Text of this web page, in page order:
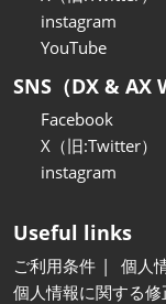
instagram
YouTube
SNS（DX & AX
Facebook
X（旧:Twitter）
instagram
Useful links
ご利用条件
個人
個人情報に関する